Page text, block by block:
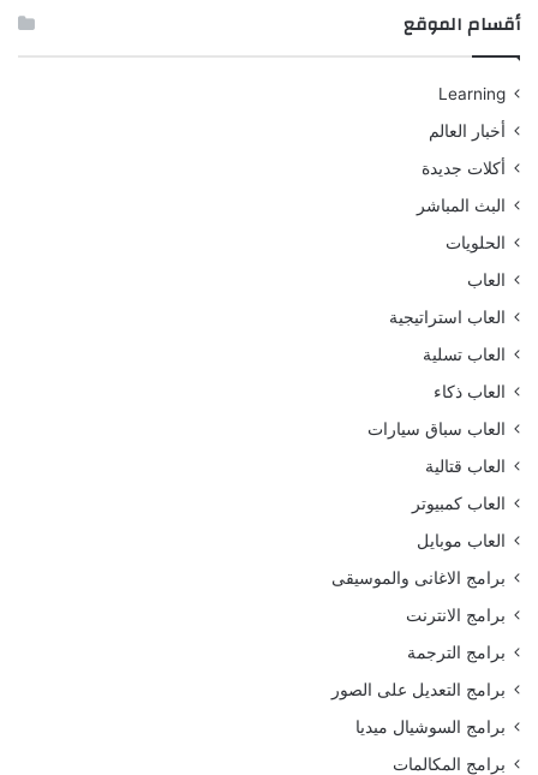
أقسام الموقع
Learning
أخبار العالم
أكلات جديدة
البث المباشر
الحلويات
العاب
العاب استراتيجية
العاب تسلية
العاب ذكاء
العاب سباق سيارات
العاب قتالية
العاب كمبيوتر
العاب موبايل
برامج الاغانى والموسيقى
برامج الانترنت
برامج الترجمة
برامج التعديل على الصور
برامج السوشيال ميديا
برامج المكالمات